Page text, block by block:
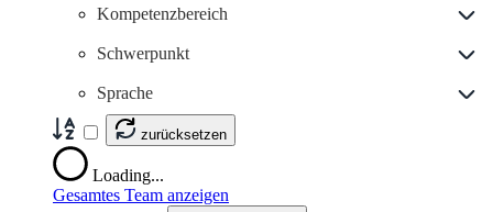
Kompetenzbereich
Schwerpunkt
Sprache
zurücksetzen
Loading...
Gesamtes Team anzeigen